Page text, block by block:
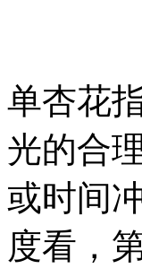
单杏花
光的合
或时间
度看，